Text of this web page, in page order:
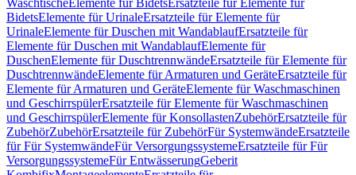
WaschtischeElemente für BidetsErsatzteile für Elemente für
BidetsElemente für UrinaleErsatzteile für Elemente für
UrinaleElemente für Duschen mit WandablaufErsatzteile für
Elemente für Duschen mit WandablaufElemente für
DuschenElemente für DuschtrennwändeErsatzteile für Elemente für
DuschtrennwändeElemente für Armaturen und GeräteErsatzteile für
Elemente für Armaturen und GeräteElemente für Waschmaschinen
und GeschirrspülerErsatzteile für Elemente für Waschmaschinen
und GeschirrspülerElemente für KonsollastenZubehörErsatzteile für
ZubehörZubehörErsatzteile für ZubehörFür SystemwändeErsatzteile
für Für SystemwändeFür VersorgungssystemeErsatzteile für Für
VersorgungssystemeFür EntwässerungGeberit